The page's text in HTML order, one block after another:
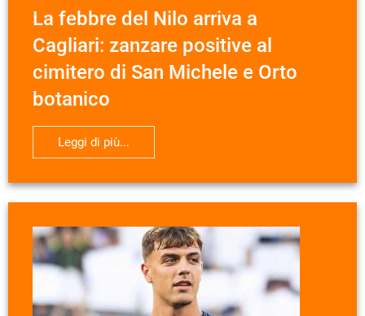
La febbre del Nilo arriva a
Cagliari: zanzare positive al
cimitero di San Michele e Orto
botanico
Leggi di più...